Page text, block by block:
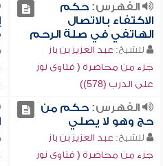
الفهرس:حكم
الاكتفاء بالاتصال
الهاتفي في صلة الرحم
للشيخ: عبد العزيز بن باز
جزء من محاضرة ( فتاوى نور
على الدرب (578))
الفهرس:حكم من
حج وهو لا يصلي
للشيخ: عبد العزيز بن باز
جزء من محاضرة ( فتاوى نور